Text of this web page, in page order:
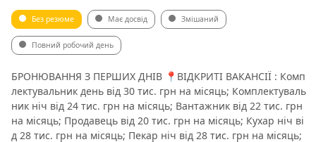
Без резюме Має досвід Змішаний
Повний робочий день
️БРОНЮВАННЯ З ПЕРШИХ ДНІВ️ 📍ВІДКРИТІ ВАКАНСІЇ : Комп
лектувальник день від 30 тис. грн на місяць; Комплектуваль
ник ніч від 24 тис. грн на місяць; Вантажник від 22 тис. грн
на місяць; Продавець від 20 тис. грн на місяць; Кухар ніч ві
д 28 тис. грн на місяць; Пекар ніч від 28 тис. грн на місяць;